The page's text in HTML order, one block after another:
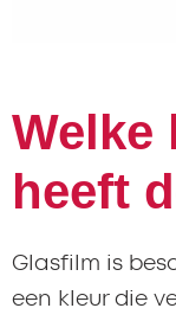
Welke
heeft
Glasfilm is
een kleur die